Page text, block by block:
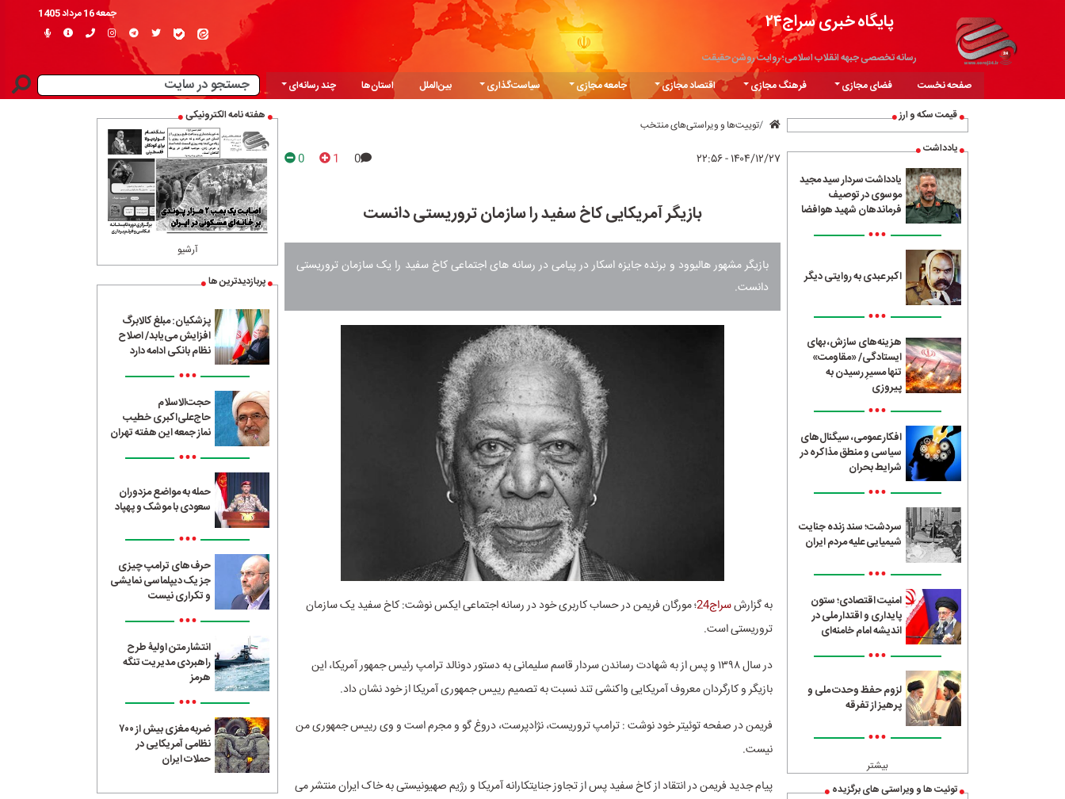
پایگاه خبری سراج۲۴
رسانه تخصصی جبهه انقلاب اسلامی؛ روایت روشن حقیقت
جمعه 16 مرداد 1405
صفحه نخست فضای مجازی فرهنگ مجازی اقتصاد مجازی جامعه مجازی سیاست‌گذاری بین‌الملل استان‌ها
چند رسانه‌ای
قیمت سکه و ارز
یادداشت
یادداشت سردار سید مجید
موسوی در توصیف
فرماندهان شهید هوافضا
•••
اکبر عبدی به روایتی دیگر
•••
هزینه‌های سازش، بهای
ایستادگی/ «مقاومت»
تنها مسیرِ رسیدن به
پیروزی
•••
افکار عمومی، سیگنال‌های
سیاسی و منطق مذاکره در
شرایط بحران
•••
سردشت؛ سند زنده جنایت
شیمیایی علیه مردم ایران
•••
امنیت اقتصادی؛ ستون
پایداری و اقتدار ملی در
اندیشه امام خامنه‌ای
•••
لزوم حفظ وحدت ملی و
پرهیز از تفرقه
•••
بیشتر
توئیت ها و ویراستی های برگزیده
توییت‌ها و ویراستی‌های منتخب
۱۴۰۴/۱۲/۲۷ - ۲۲:۵۶ 0
1
0
بازیگر آمریکایی کاخ سفید را سازمان تروریستی دانست
بازیگر مشهور هالیوود و برنده جایزه اسکار در پیامی در رسانه های اجتماعی کاخ سفید را یک سازمان تروریستی
دانست.
به گزارشسراج24
؛ مورگان فریمن در حساب کاربری خود در رسانه اجتماعی ایکس نوشت: کاخ سفید یک سازمان
تروریستی است.
در سال ۱۳۹۸ و پس از به شهادت رساندن سردار قاسم سلیمانی به دستور دونالد ترامپ رئیس جمهور آمریکا، این
بازیگر و کارگردان معروف آمریکایی واکنشی تند نسبت به تصمیم رییس جمهوری آمریکا از خود نشان داد.
فریمن در صفحه توئیتر خود نوشت : ترامپ تروریست، نژادپرست، دروغ گو و مجرم است و وی رییس جمهوری من
نیست.
پیام جدید فریمن در انتقاد از کاخ سفید پس از تجاوز جنایتکارانه آمریکا و رژیم صهیونیستی به خاک ایران منتشر می
هفته نامه الکترونیکی
آرشیو
پربازدیدترین ها
پزشکیان: مبلغ کالابرگ
افزایش می‌یابد/ اصلاح
نظام بانکی ادامه دارد
•••
حجت‌الاسلام
حاج‌علی‌اکبری خطیب
نماز جمعه این هفته تهران
•••
حمله به مواضع مزدوران
سعودی با موشک و پهپاد
•••
حرف‌های ترامپ چیزی
جز یک دیپلماسی نمایشی
و تکراری نیست
•••
انتشار متن اولیۀ طرح
راهبردی مدیریت تنگه
هرمز
•••
ضربه مغزی بیش از ۷۰۰
نظامی آمریکایی در
حملات ایران